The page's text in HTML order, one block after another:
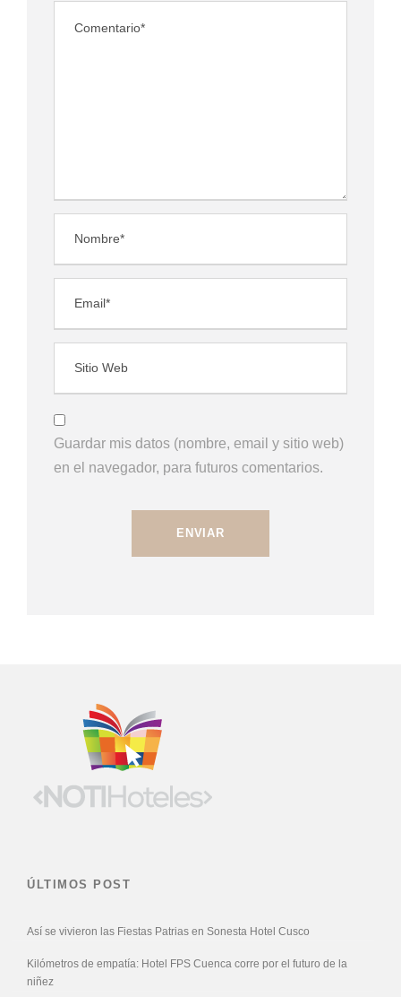
Guardar mis datos (nombre, email y sitio web)
en el navegador, para futuros comentarios.
ÚLTIMOS POST
Así se vivieron las Fiestas Patrias en Sonesta Hotel Cusco
Kilómetros de empatía: Hotel FPS Cuenca corre por el futuro de la
niñez